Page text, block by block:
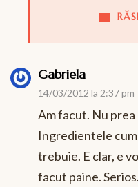
Gabriela
14/03/2012 la 2:37 pm
Am facut. Nu
Ingredientele
trebuie. E clar, e
facut paine.